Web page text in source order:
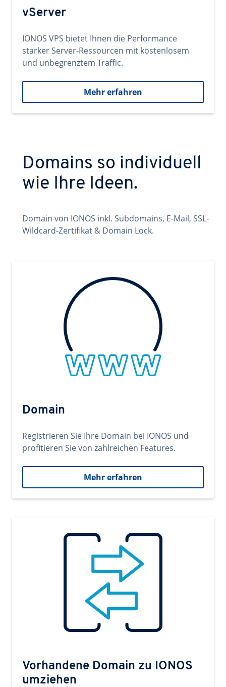
vServer
IONOS VPS bietet Ihnen die Performance
starker Server-Ressourcen mit kostenlosem
und unbegrenztem Traffic.
Mehr erfahren
Domains so individuell
wie Ihre Ideen.
Domain von IONOS inkl. Subdomains, E-Mail, SSL-
Wildcard-Zertifikat & Domain Lock.
Domain
Registrieren Sie Ihre Domain bei IONOS und
profitieren Sie von zahlreichen Features.
Mehr erfahren
Vorhandene Domain zu IONOS
umziehen